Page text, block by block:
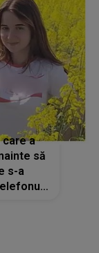
care a
să
s-a